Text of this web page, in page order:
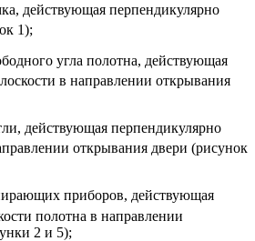
действующая перпендикулярно
1);
угла полотна, действующая
в направлении открывания
действующая перпендикулярно
открывания двери (рисунок
приборов, действующая
полотна в направлении
2 и 5);